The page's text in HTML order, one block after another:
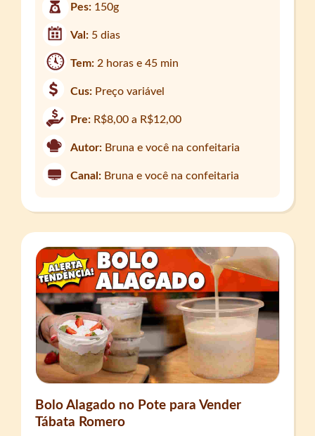
Pes: 150g
Val: 5 dias
Tem: 2 horas e 45 min
Cus: Preço variável
Pre: R$8,00 a R$12,00
Autor: Bruna e você na confeitaria
Canal: Bruna e você na confeitaria
Bolo Alagado no Pote para Vender
Tábata Romero